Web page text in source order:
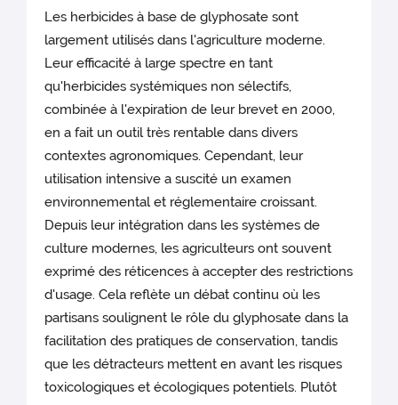
Les herbicides à base de glyphosate sont
largement utilisés dans l'agriculture moderne.
Leur efficacité à large spectre en tant
qu'herbicides systémiques non sélectifs,
combinée à l'expiration de leur brevet en 2000,
en a fait un outil très rentable dans divers
contextes agronomiques. Cependant, leur
utilisation intensive a suscité un examen
environnemental et réglementaire croissant.
Depuis leur intégration dans les systèmes de
culture modernes, les agriculteurs ont souvent
exprimé des réticences à accepter des restrictions
d'usage. Cela reflète un débat continu où les
partisans soulignent le rôle du glyphosate dans la
facilitation des pratiques de conservation, tandis
que les détracteurs mettent en avant les risques
toxicologiques et écologiques potentiels. Plutôt